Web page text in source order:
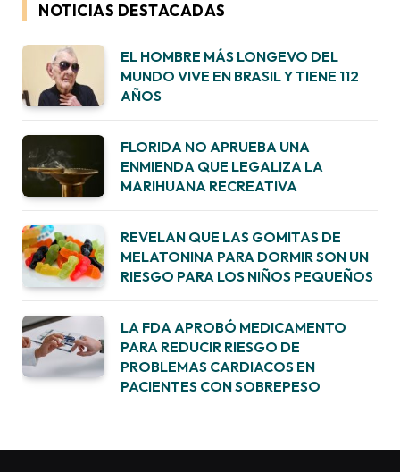
NOTICIAS DESTACADAS
EL HOMBRE MÁS LONGEVO DEL
MUNDO VIVE EN BRASIL Y TIENE 112
AÑOS
FLORIDA NO APRUEBA UNA
ENMIENDA QUE LEGALIZA LA
MARIHUANA RECREATIVA
REVELAN QUE LAS GOMITAS DE
MELATONINA PARA DORMIR SON UN
RIESGO PARA LOS NIÑOS PEQUEÑOS
LA FDA APROBÓ MEDICAMENTO
PARA REDUCIR RIESGO DE
PROBLEMAS CARDIACOS EN
PACIENTES CON SOBREPESO